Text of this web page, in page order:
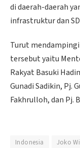
di daerah-daerah
infrastruktur dan
Turut
tersebut yaitu
Rakyat Basuki
Gunadi Sadikin, Pj.
Fakhrulloh, dan Pj.
Indonesia Joko